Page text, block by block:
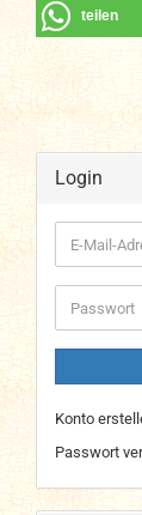
teilen
Login
E-
Mail-
Adresse
Passwort
Konto
Passwort